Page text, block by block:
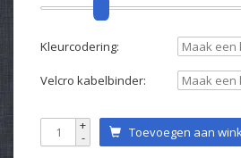
Kleurcodering:
Velcro kabelbinder:
+
- Toevoegen aan